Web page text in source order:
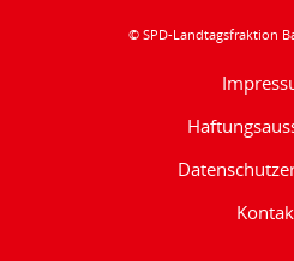
© SPD-Landtagsfraktion